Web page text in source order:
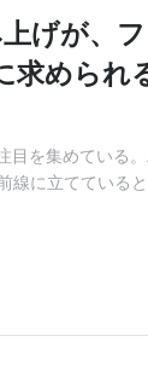
げが、
求められ
目を集めている
に立てていると